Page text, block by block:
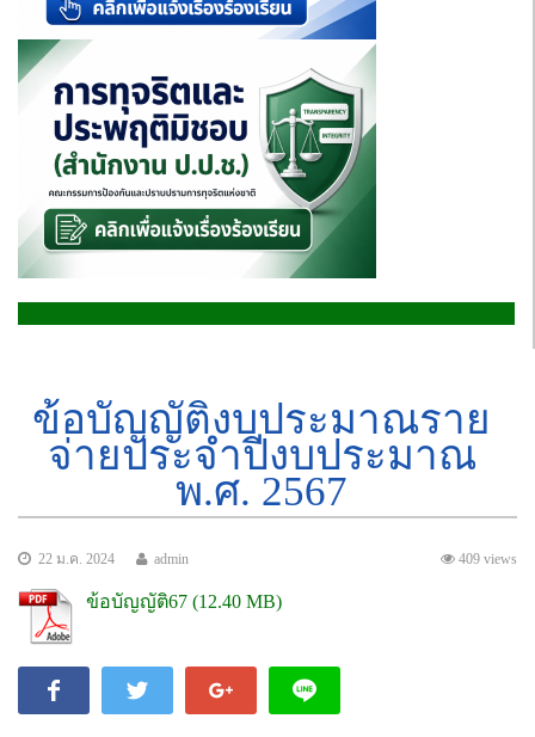
ข้อบัญญัติงบประมาณราย
จ่ายประจำปีงบประมาณ
พ.ศ. 2567
22 ม.ค. 2024 409 views
admin
ข้อบัญญัติ67